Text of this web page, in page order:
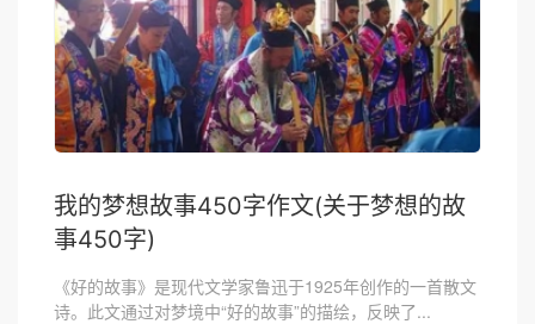
我的梦想故事450字作文(关于梦想的故
事450字)
《好的故事》是现代文学家鲁迅于1925年创作的一首散文
诗。此文通过对梦境中“好的故事”的描绘，反映了...